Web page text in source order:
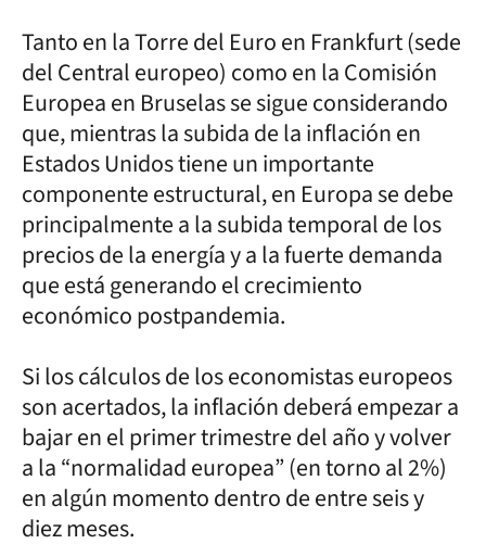
Tanto en la Torre del Euro en Frankfurt (sede
del Central europeo) como en la Comisión
Europea en Bruselas se sigue considerando
que, mientras la subida de la inflación en
Estados Unidos tiene un importante
componente estructural, en Europa se debe
principalmente a la subida temporal de los
precios de la energía y a la fuerte demanda
que está generando el crecimiento
económico postpandemia.
Si los cálculos de los economistas europeos
son acertados, la inflación deberá empezar a
bajar en el primer trimestre del año y volver
a la “normalidad europea” (en torno al 2%)
en algún momento dentro de entre seis y
diez meses.